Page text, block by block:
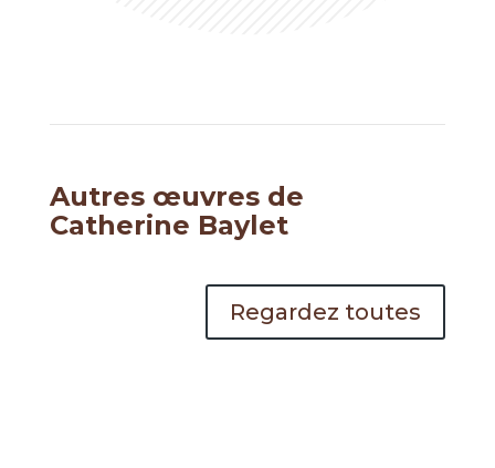
Autres œuvres de
Catherine Baylet
Regardez toutes